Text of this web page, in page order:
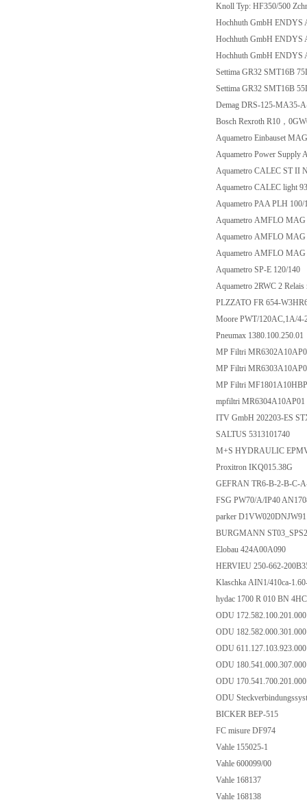
Knoll Typ: HF350/500
Hochhuth GmbH ENDYS
Hochhuth GmbH ENDYS
Hochhuth GmbH ENDYS
Settima GR32 SMT16B
Settima GR32 SMT16B
Demag DRS-125-MA35-
Bosch Rexroth R10，
Aquametro Einbauset
Aquametro Power
Aquametro CALEC ST II
Aquametro CALEC light
Aquametro PAA PLH
Aquametro AMFLO
Aquametro AMFLO
Aquametro AMFLO
Aquametro SP-E 120/140
Aquametro 2RWC 2
PLZZATO FR 654-
Moore PWT/120AC,1A/
Pneumax 1380.100.250.01
MP Filtri
MP Filtri
MP Filtri
mpfiltri MR6304A10AP01
ITV GmbH 202203-ES
SALTUS 5313101740
M+S HYDRAULIC
Proxitron IKQ015.38G
GEFRAN TR6-B-2-B-C-
FSG PW70/A/IP40
parker
BURGMANN
Elobau 424A00A090
HERVIEU 250-662-
Klaschka AIN1/410ca-
hydac 1700 R 010 BN
ODU
ODU
ODU
ODU
ODU
ODU
BICKER BEP-515
FC misure DF974
Vahle 155025-1
Vahle 600099/00
Vahle 168137
Vahle 168138